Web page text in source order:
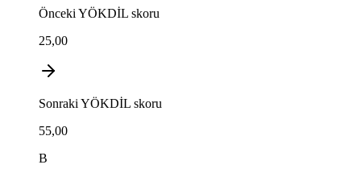
Önceki YÖKDİL skoru
25,00
Sonraki YÖKDİL skoru
55,00
B